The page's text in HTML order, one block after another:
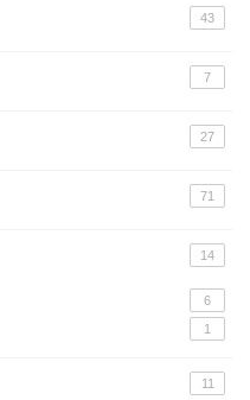
43
7
27
71
14
6
1
11